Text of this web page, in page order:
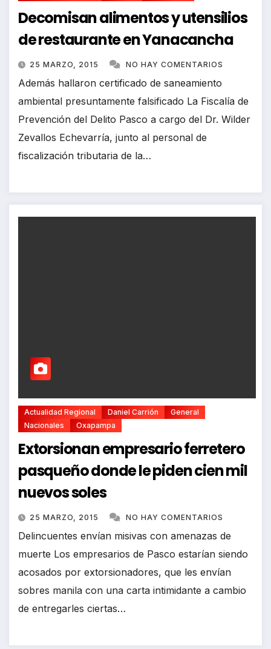
Decomisan alimentos y utensilios
de restaurante en Yanacancha
25 MARZO, 2015 NO HAY COMENTARIOS
Además hallaron certificado de saneamiento
ambiental presuntamente falsificado La Fiscalía de
Prevención del Delito Pasco a cargo del Dr. Wilder
Zevallos Echevarría, junto al personal de
fiscalización tributaria de la…
Actualidad Regional Daniel Carrión
General
Nacionales
Oxapampa
Extorsionan empresario ferretero
pasqueño donde le piden cien mil
nuevos soles
25 MARZO, 2015 NO HAY COMENTARIOS
Delincuentes envían misivas con amenazas de
muerte Los empresarios de Pasco estarían siendo
acosados por extorsionadores, que les envían
sobres manila con una carta intimidante a cambio
de entregarles ciertas…